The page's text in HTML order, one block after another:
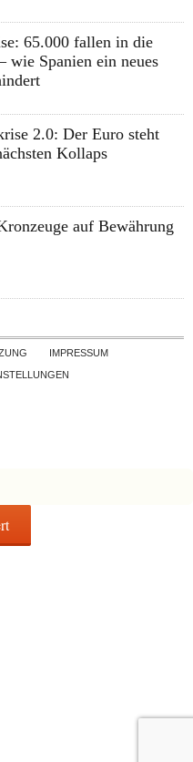
65.000 fallen in die
wie Spanien ein neues
2.0: Der Euro steht
Kollaps
auf Bewährung
to contentIMPRESSUM